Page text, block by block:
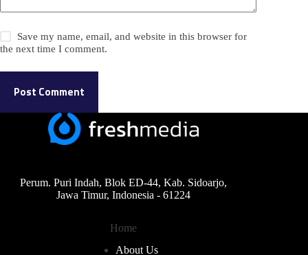
Save my name, email, and website in this browser for
the next time I comment.
Post Comment
Perum. Puri Indah, Blok ED-44, Kab. Sidoarjo,
Jawa Timur, Indonesia - 61224
Home
About Us